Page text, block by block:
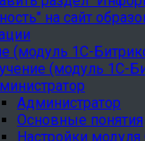
на сайт
(модуль 1С-
(модуль 1С-
Администратор
Основные понятия
Настройки модуля